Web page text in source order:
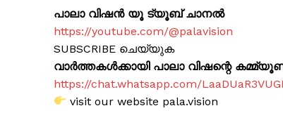
പാലാ വിഷൻ യൂ ട്യൂബ് ചാനൽ
https://youtube.com/@palavision
SUBSCRIBE ചെയ്യുക
വാർത്തകൾക്കായി പാലാ വിഷന്റെ
https://chat.whatsapp.com/
visit our website pala.vision